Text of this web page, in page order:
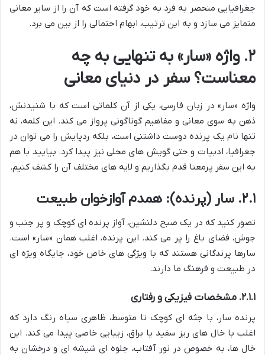
جغرافیایی منحصر به فرد به خود گرفته است که آن را از سایر معانی
متمایز می سازد و به این ترتیب، ابهام احتمالی را از بین می برد.
۲. واژه «سار» به تنهایی به چه
معناست؟ سفر در دنیای معانی
واژه «سار» در زبان فارسی، یکی از آن کلماتی است که با شنیدنش،
ذهن به سوی معانی و مفاهیم گوناگونی پرواز می کند. این کلمه، نه
تنها نام یک پرنده دوست داشتنی است، بلکه ردپایش را می توان در
جغرافیا، ادبیات و حتی گویش های محلی نیز پیدا کرد. بیایید با هم
به این سفر پرمعنا قدم بگذاریم و لایه های مختلف آن را کشف کنیم.
۲.۱. سار (پرنده): همدم آوازخوان طبیعت
تصور کنید که در یک صبح دلنشین، آواز پرنده ای کوچک و پر جنب و
جوش، فضای باغ را پر می کند. این پرنده، اغلب همان «سار» است.
سارها پرندگانی هستند که با ویژگی های خاص خود، جایگاه ویژه ای
در طبیعت و فرهنگ ما دارند.
۲.۱.۱. مشخصات فیزیکی و رفتاری
پرنده سار، با جثه ای کوچک تا متوسط، ظاهری سیاه رنگ دارد که
اغلب با خال های ریز سفید یا براق، زیبایی خاصی پیدا می کند. این
خال ها، به خصوص در نور آفتاب، جلوه ای شیشه ای و درخشان به